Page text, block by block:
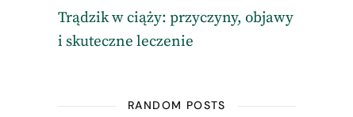
Trądzik w ciąży: przyczyny, objawy
i skuteczne leczenie
RANDOM POSTS